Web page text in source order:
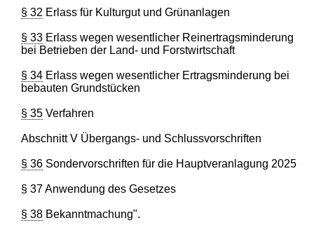
§ 32 Erlass für Kulturgut und Grünanlagen
§ 33 Erlass wegen wesentlicher Reinertragsminderung
bei Betrieben der Land- und Forstwirtschaft
§ 34 Erlass wegen wesentlicher Ertragsminderung bei
bebauten Grundstücken
§ 35 Verfahren
Abschnitt V Übergangs- und Schlussvorschriften
§ 36 Sondervorschriften für die Hauptveranlagung 2025
§ 37 Anwendung des Gesetzes
§ 38 Bekanntmachung".